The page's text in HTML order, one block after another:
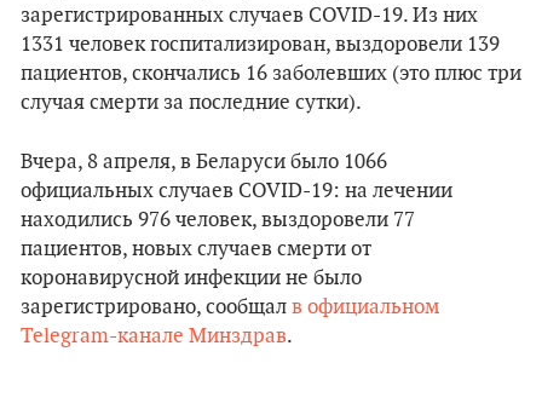
зарегистрированных случаев COVID-19. Из них
1331 человек госпитализирован, выздоровели 139
пациентов, скончались 16 заболевших (это плюс три
случая смерти за последние сутки).
Вчера, 8 апреля, в Беларуси было 1066
официальных случаев COVID-19: на лечении
находились 976 человек, выздоровели 77
пациентов, новых случаев смерти от
коронавирусной инфекции не было
зарегистрировано, сообщал в официальном
Telegram-канале Минздрав.